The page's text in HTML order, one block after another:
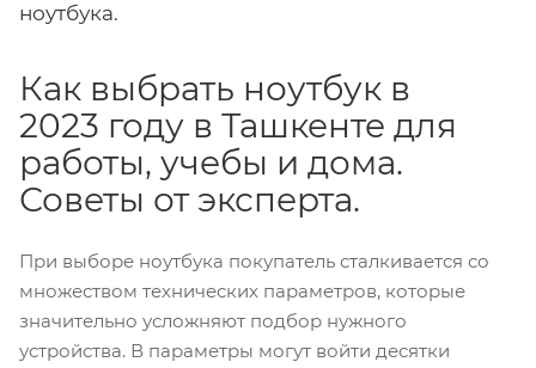
ноутбука.
Как выбрать ноутбук в
2023 году в Ташкенте для
работы, учебы и дома.
Советы от эксперта.
При выборе ноутбука покупатель сталкивается со
множеством технических параметров, которые
значительно усложняют подбор нужного
устройства. В параметры могут войти десятки